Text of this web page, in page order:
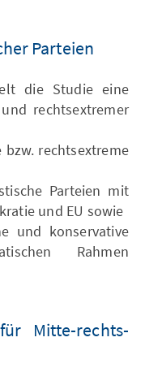
Parteien
die Studie eine
rechtsextremer
rechtsextreme
Parteien mit
und EU sowie
und konservative
Rahmen
Mitte-rechts-